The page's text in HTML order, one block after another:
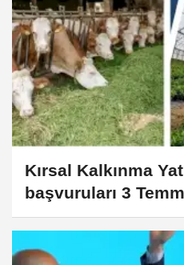
Kırsal Kalkınma
başvuruları 3